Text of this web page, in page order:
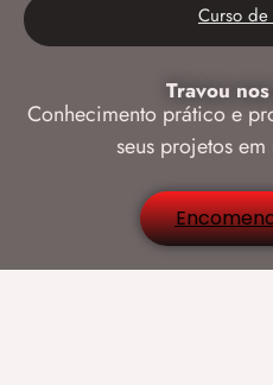
Curso
Travou
Conhecimento prático e
seus projetos